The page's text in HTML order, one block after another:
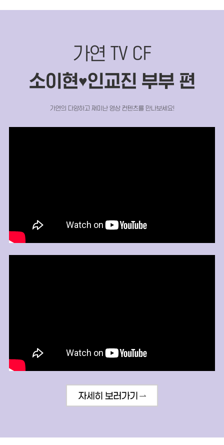
가연 TV CF
소이현♥인교진 부부 편
가연의 다양하고 재미난 영상 컨텐츠를 만나보세요!